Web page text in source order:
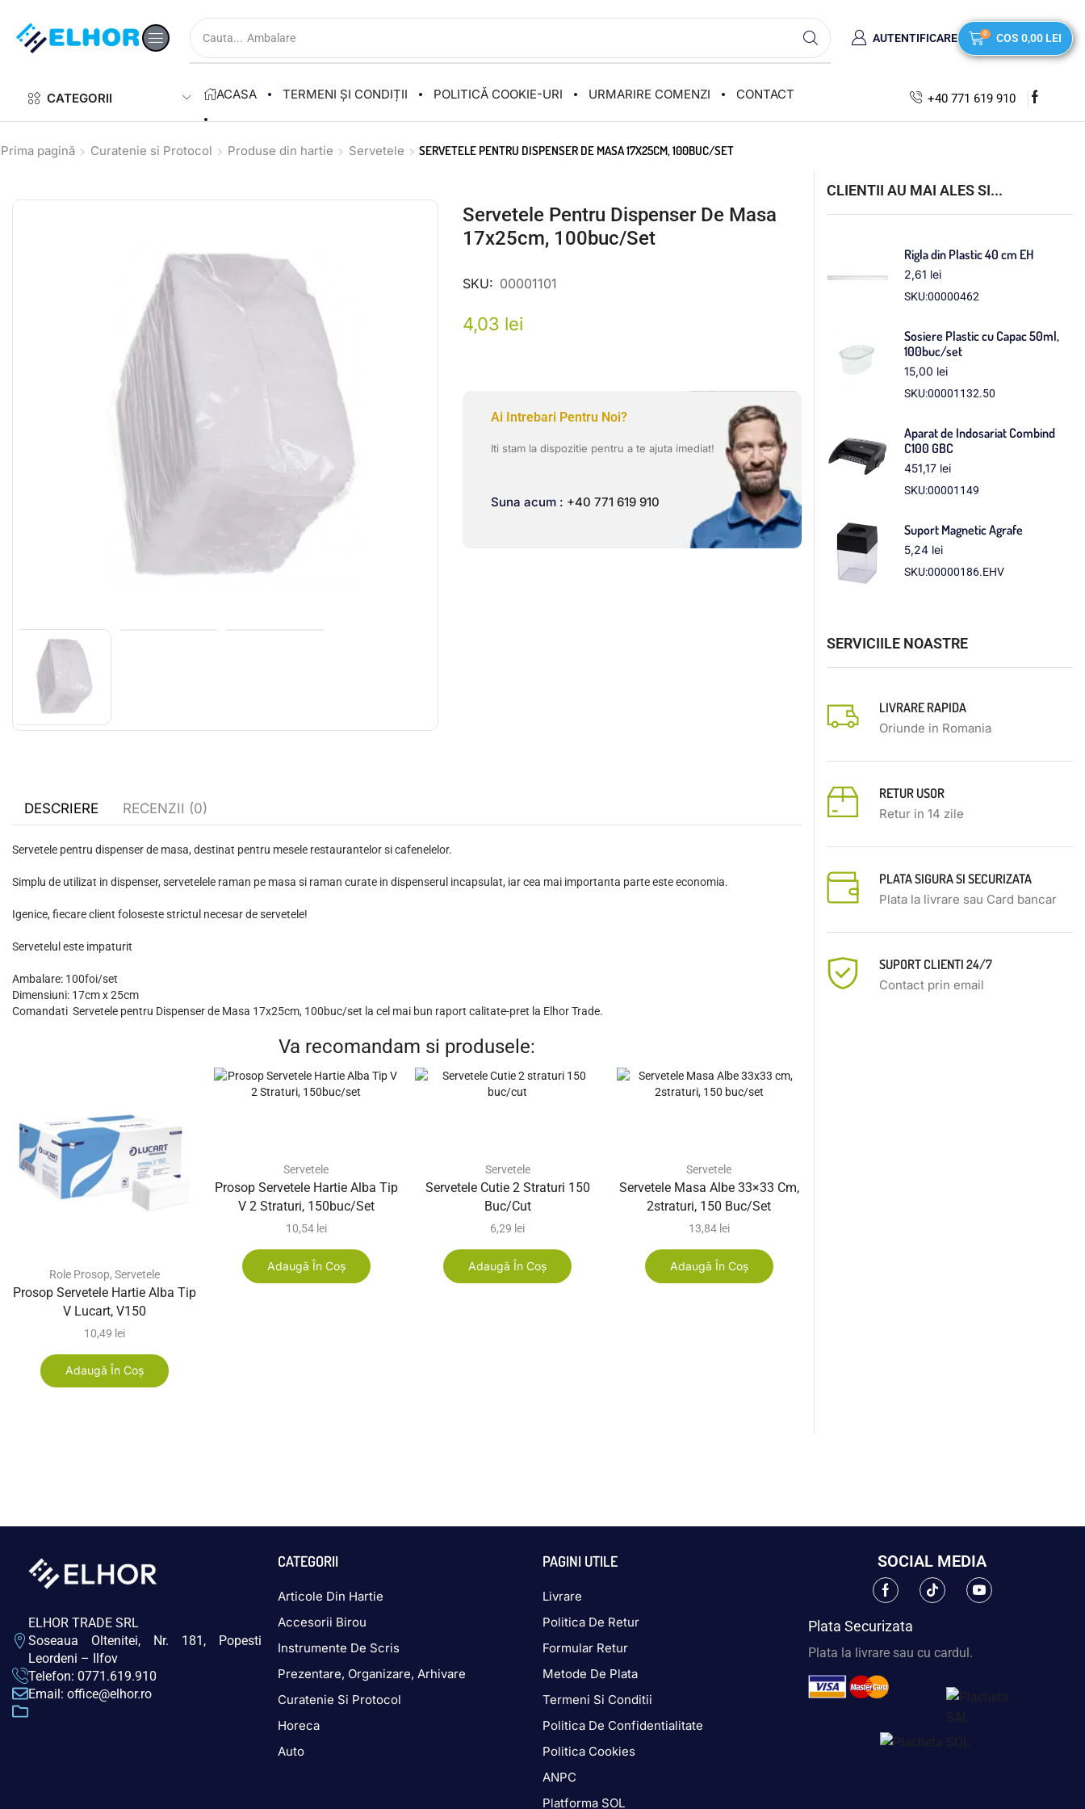
Cauta... Ambalare AUTENTIFICARE 0 COS 0,00 LEI
CATEGORII ACASA TERMENI ȘI CONDIȚII POLITICĂ COOKIE-URI URMARIRE COMENZI CONTACT +40 771 619 910
Prima pagină Curatenie si Protocol Produse din hartie Servetele SERVETELE PENTRU DISPENSER DE MASA 17X25CM, 100BUC/SET
Servetele Pentru Dispenser De Masa
17x25cm, 100buc/set
SKU: 00001101
4,03 lei
Ai Intrebari Pentru Noi?
Iti stam la dispozitie pentru a te ajuta imediat!
Suna acum : +40 771 619 910
DESCRIERE RECENZII (0)
Servetele pentru dispenser de masa, destinat pentru mesele restaurantelor si cafenelelor.
Simplu de utilizat in dispenser, servetelele raman pe masa si raman curate in dispenserul incapsulat, iar cea mai importanta parte este economia.
Igenice, fiecare client foloseste strictul necesar de servetele!
Servetelul este impaturit
Ambalare: 100foi/set
Dimensiuni: 17cm x 25cm
Comandati Servetele pentru Dispenser de Masa 17x25cm, 100buc/set la cel mai bun raport calitate-pret la Elhor Trade.
Va recomandam si produsele:
Role Prosop,Servetele
Prosop Servetele Hartie Alba Tip
V Lucart, V150
10,49 lei
Adaugă În Coș
Servetele
Prosop Servetele Hartie Alba Tip
V 2 Straturi, 150buc/set
10,54 lei
Adaugă În Coș
Servetele
Servetele Cutie 2 Straturi 150
Buc/cut
6,29 lei
Adaugă În Coș
Servetele
Servetele Masa Albe 33×33 Cm,
2straturi, 150 Buc/set
13,84 lei
Adaugă În Coș
CLIENTII AU MAI ALES SI...
Rigla din Plastic 40 cm EH
2,61 lei
SKU:00000462
Sosiere Plastic cu Capac 50ml,
100buc/set
15,00 lei
SKU:00001132.50
Aparat de Indosariat Combind
C100 GBC
451,17 lei
SKU:00001149
Suport Magnetic Agrafe
5,24 lei
SKU:00000186.EHV
SERVICIILE NOASTRE
LIVRARE RAPIDA
Oriunde in Romania
RETUR USOR
Retur in 14 zile
PLATA SIGURA SI SECURIZATA
Plata la livrare sau Card bancar
SUPORT CLIENTI 24/7
Contact prin email
ELHOR TRADE SRL
Soseaua Oltenitei, Nr. 181, Popesti
Leordeni – Ilfov
Telefon: 0771.619.910
Email: office@elhor.ro
CATEGORII
Articole Din Hartie
Accesorii Birou
Instrumente De Scris
Prezentare, Organizare, Arhivare
Curatenie Si Protocol
Horeca
Auto
PAGINI UTILE
Livrare
Politica De Retur
Formular Retur
Metode De Plata
Termeni Si Conditii
Politica De Confidentialitate
Politica Cookies
ANPC
Platforma SOL
SOCIAL MEDIA
Plata Securizata
Plata la livrare sau cu cardul.